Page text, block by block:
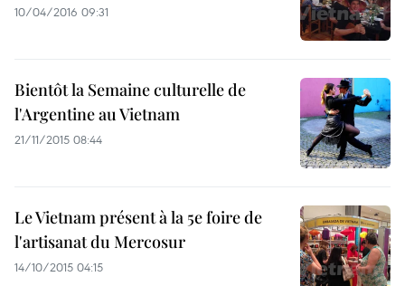
10/04/2016 09:31
Bientôt la Semaine culturelle de
l'Argentine au Vietnam
21/11/2015 08:44
Le Vietnam présent à la 5e foire de
l'artisanat du Mercosur
14/10/2015 04:15